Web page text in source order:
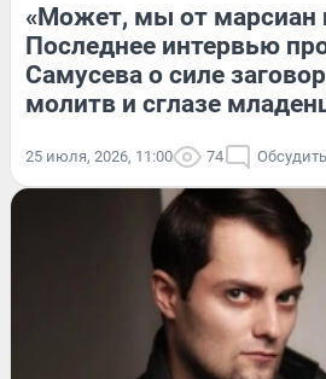
«Может, мы от марсиан
Последнее интервью
Самусева о силе
молитв и сглазе
25 июля, 2026, 11:00 74 Обсудить